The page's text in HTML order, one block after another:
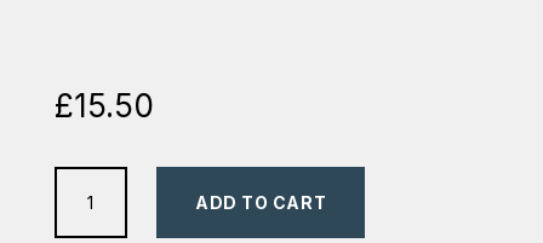
£15.50
cuvantul
ADD TO CART